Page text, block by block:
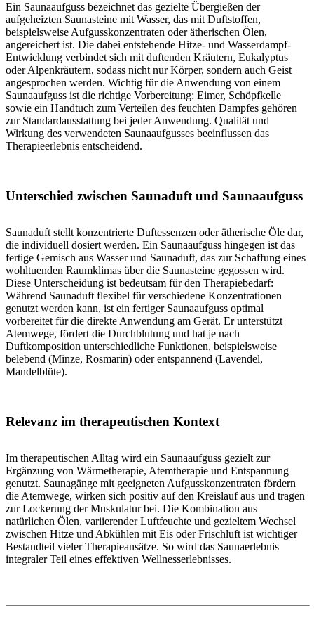
Ein Saunaaufguss bezeichnet das gezielte Übergießen der
aufgeheizten Saunasteine mit Wasser, das mit Duftstoffen,
beispielsweise Aufgusskonzentraten oder ätherischen Ölen,
angereichert ist. Die dabei entstehende Hitze- und Wasserdampf-
Entwicklung verbindet sich mit duftenden Kräutern, Eukalyptus
oder Alpenkräutern, sodass nicht nur Körper, sondern auch Geist
angesprochen werden. Wichtig für die Anwendung von einem
Saunaaufguss ist die richtige Vorbereitung: Eimer, Schöpfkelle
sowie ein Handtuch zum Verteilen des feuchten Dampfes gehören
zur Standardausstattung bei jeder Anwendung. Qualität und
Wirkung des verwendeten Saunaaufgusses beeinflussen das
Therapieerlebnis entscheidend.
Unterschied zwischen Saunaduft und Saunaaufguss
Saunaduft stellt konzentrierte Duftessenzen oder ätherische Öle dar,
die individuell dosiert werden. Ein Saunaaufguss hingegen ist das
fertige Gemisch aus Wasser und Saunaduft, das zur Schaffung eines
wohltuenden Raumklimas über die Saunasteine gegossen wird.
Diese Unterscheidung ist bedeutsam für den Therapiebedarf:
Während Saunaduft flexibel für verschiedene Konzentrationen
genutzt werden kann, ist ein fertiger Saunaaufguss optimal
vorbereitet für die direkte Anwendung am Gerät. Er unterstützt
Atemwege, fördert die Durchblutung und hat je nach
Duftkomposition unterschiedliche Funktionen, beispielsweise
belebend (Minze, Rosmarin) oder entspannend (Lavendel,
Mandelblüte).
Relevanz im therapeutischen Kontext
Im therapeutischen Alltag wird ein Saunaaufguss gezielt zur
Ergänzung von Wärmetherapie, Atemtherapie und Entspannung
genutzt. Saunagänge mit geeigneten Aufgusskonzentraten fördern
die Atemwege, wirken sich positiv auf den Kreislauf aus und tragen
zur Lockerung der Muskulatur bei. Die Kombination aus
natürlichen Ölen, variierender Luftfeuchte und gezieltem Wechsel
zwischen Hitze und Abkühlen mit Eis oder Frischluft ist wichtiger
Bestandteil vieler Therapieansätze. So wird das Saunaerlebnis
integraler Teil eines effektiven Wellnesserlebnisses.